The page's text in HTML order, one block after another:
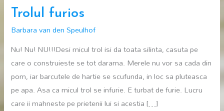
Trolul furios
Barbara van den Speulhof
Nu! Nu! NU!!!Desi micul trol isi da toata silinta, casuta pe
care o construieste se tot darama. Merele nu vor sa cada din
pom, iar barcutele de hartie se scufunda, in loc sa pluteasca
pe apa. Asa ca micul trol se infurie. E turbat de furie. Lucru
care ii mahneste pe prietenii lui si acestia […]